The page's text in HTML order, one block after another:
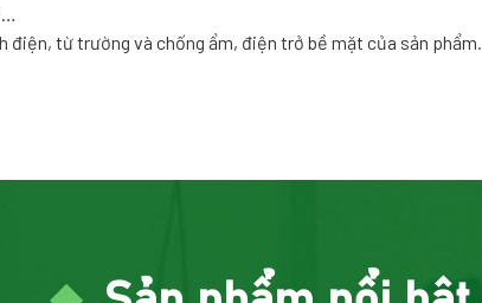
…
điện, từ trường và chống ẩm, điện trở bề mặt của sản phẩm.